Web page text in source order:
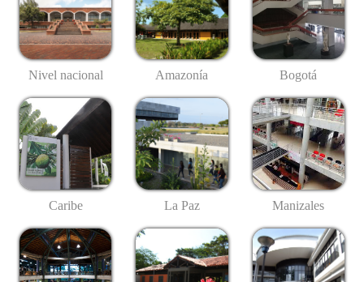
Nivel nacional Amazonía Bogotá
Caribe La Paz Manizales